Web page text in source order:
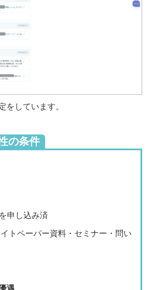
をしています。
の条件
申し込み済
トペーパー資料・セミナー・問い
遇